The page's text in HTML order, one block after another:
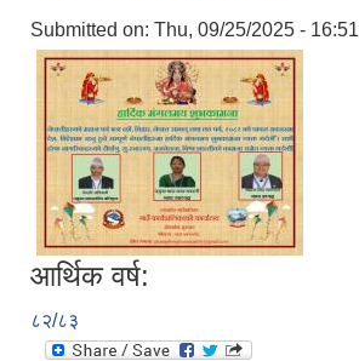
Submitted on: Thu, 09/25/2025 - 16:51
आर्थिक वर्ष:
८२/८३